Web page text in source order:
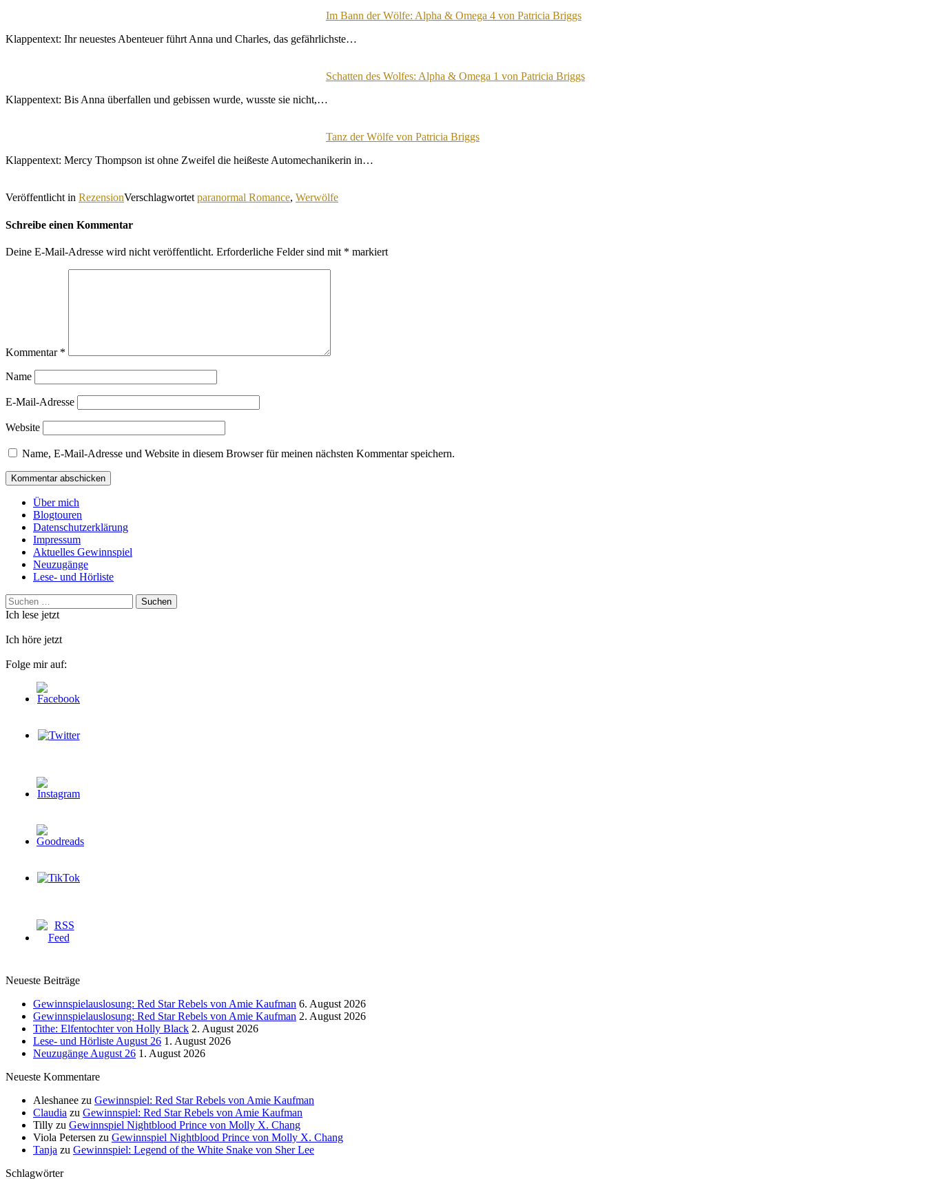
Im Bann der Wölfe: Alpha & Omega 4 von Patricia Briggs
Klappentext: Ihr neuestes Abenteuer führt Anna und Charles, das gefährlichste…
Schatten des Wolfes: Alpha & Omega 1 von Patricia Briggs
Klappentext: Bis Anna überfallen und gebissen wurde, wusste sie nicht,…
Tanz der Wölfe von Patricia Briggs
Klappentext: Mercy Thompson ist ohne Zweifel die heißeste Automechanikerin in…
Veröffentlicht in RezensionVerschlagwortet paranormal Romance, Werwölfe
Schreibe einen Kommentar
Deine E-Mail-Adresse wird nicht veröffentlicht. Erforderliche Felder sind mit * markiert
Kommentar *
Name
E-Mail-Adresse
Website
Name, E-Mail-Adresse und Website in diesem Browser für meinen nächsten Kommentar speichern.
Über mich
Blogtouren
Datenschutzerklärung
Impressum
Aktuelles Gewinnspiel
Neuzugänge
Lese- und Hörliste
Suchen
nach:
Ich lese jetzt
Ich höre jetzt
Folge mir auf:
Neueste Beiträge
Gewinnspielauslosung: Red Star Rebels von Amie Kaufman 6. August 2026
Gewinnspielauslosung: Red Star Rebels von Amie Kaufman 2. August 2026
Tithe: Elfentochter von Holly Black 2. August 2026
Lese- und Hörliste August 26 1. August 2026
Neuzugänge August 26 1. August 2026
Neueste Kommentare
Aleshanee zu Gewinnspiel: Red Star Rebels von Amie Kaufman
Claudia zu Gewinnspiel: Red Star Rebels von Amie Kaufman
Tilly zu Gewinnspiel Nightblood Prince von Molly X. Chang
Viola Petersen zu Gewinnspiel Nightblood Prince von Molly X. Chang
Tanja zu Gewinnspiel: Legend of the White Snake von Sher Lee
Schlagwörter